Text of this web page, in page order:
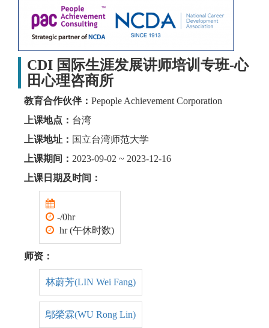
CDI 国际生涯发展讲师培训专班-心
田心理咨商所
教育合作伙伴： Pepople Achievement Corporation
上课地点： 台湾
上课地址： 国立台湾师范大学
上课期间： 2023-09-02 ~ 2023-12-16
上课日期及时间：
-/0hr
hr (午休时数)
师资：
林蔚芳(LIN Wei Fang)
鄔榮霖(WU Rong Lin)